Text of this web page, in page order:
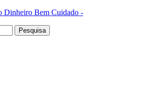
Dinheiro Bem Cuidado -